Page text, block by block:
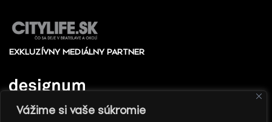
Vážime si vaše súkromie
EXKLUZÍVNY MEDIÁLNY PARTNER